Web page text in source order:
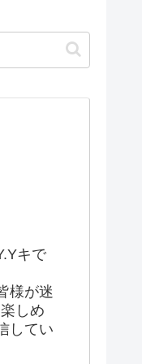
キで
様が迷
しめ
してい